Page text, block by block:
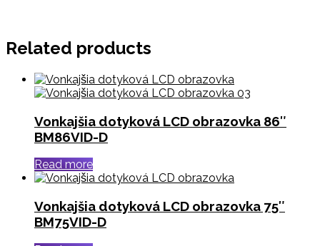
Related products
Vonkajšia dotyková LCD obrazovka 86″
BM86VID-D
Read more
Vonkajšia dotyková LCD obrazovka 75″
BM75VID-D